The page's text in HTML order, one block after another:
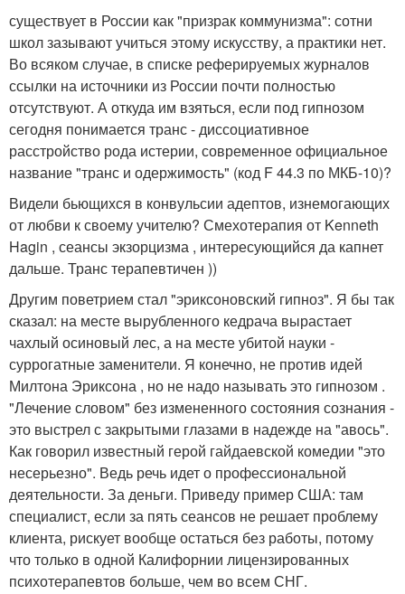
существует в России как "призрак коммунизма": сотни
школ зазывают учиться этому искусству, а практики нет.
Во всяком случае, в списке реферируемых журналов
ссылки на источники из России почти полностью
отсутствуют. А откуда им взяться, если под гипнозом
сегодня понимается транс - диссоциативное
расстройство рода истерии, современное официальное
название "транс и одержимость" (код F 44.3 по МКБ-10)?
Видели бьющихся в конвульсии адептов, изнемогающих
от любви к своему учителю? Смехотерапия от Kenneth
Hagin , сеансы экзорцизма , интересующийся да капнет
дальше. Транс терапевтичен ))
Другим поветрием стал "эриксоновский гипноз". Я бы так
сказал: на месте вырубленного кедрача вырастает
чахлый осиновый лес, а на месте убитой науки -
суррогатные заменители. Я конечно, не против идей
Милтона Эриксона , но не надо называть это гипнозом .
"Лечение словом" без измененного состояния сознания -
это выстрел с закрытыми глазами в надежде на "авось".
Как говорил известный герой гайдаевской комедии "это
несерьезно". Ведь речь идет о профессиональной
деятельности. За деньги. Приведу пример США: там
специалист, если за пять сеансов не решает проблему
клиента, рискует вообще остаться без работы, потому
что только в одной Калифорнии лицензированных
психотерапевтов больше, чем во всем СНГ.